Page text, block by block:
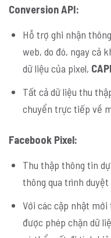
Conversion API:
Hỗ trợ ghi nhận
web, do đó, ngay cả
dữ liệu của pixel, CAPI
Tất cả dữ liệu thu
chuyển trực tiếp về
Facebook Pixel:
Thu thập thông tin
thông qua trình duyệt
Với các cập nhật mới
được phép chặn dữ